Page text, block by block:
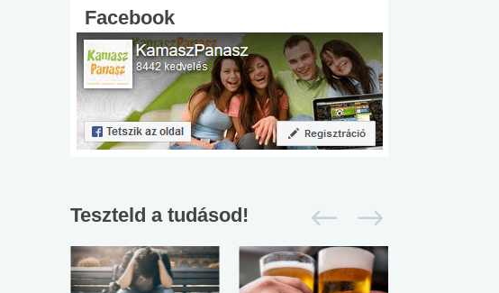
Facebook
Teszteld a tudásod!